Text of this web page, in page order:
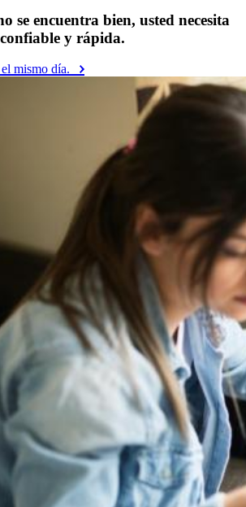
se encuentra bien, usted necesita
y rápida.
mismo día.